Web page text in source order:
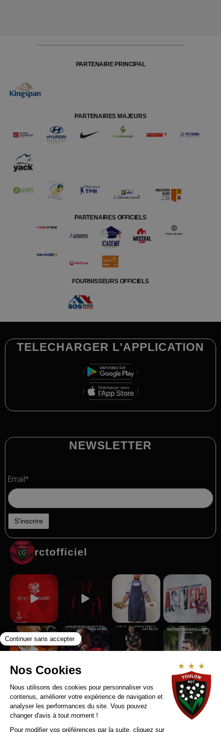
PARTENAIRE PRINCIPAL
PARTENAIRES MAJEURS
PARTENAIRES OFFICIELS
FOURNISSEURS OFFICIELS
TELECHARGER L'APPLICATION
NEWSLETTER
Email*
rctofficiel
Suivez-nous sur Instagram
RCT RECRUTE
MENTIONS LEGALES